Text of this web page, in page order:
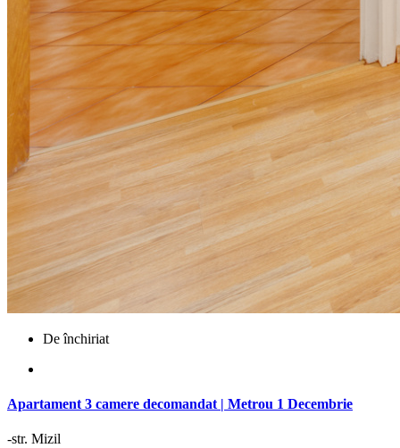
De închiriat
Apartament 3 camere decomandat | Metrou 1 Decembrie
-str. Mizil